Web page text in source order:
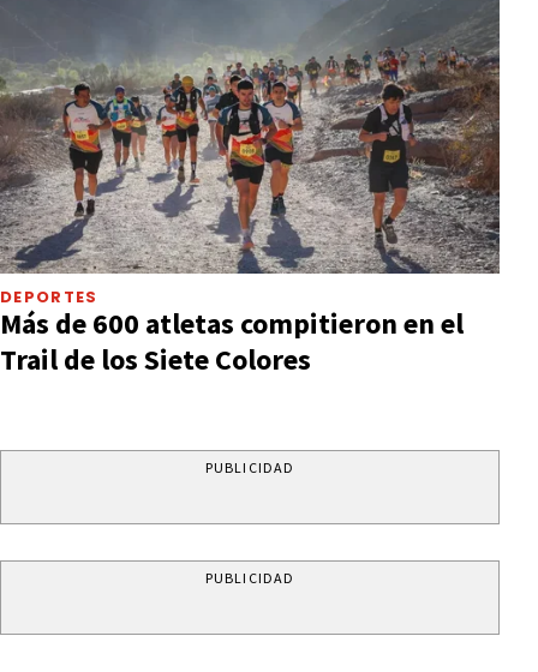
DEPORTES
Más de 600 atletas compitieron en el
Trail de los Siete Colores
PUBLICIDAD
PUBLICIDAD